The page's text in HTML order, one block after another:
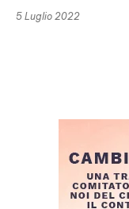
5 Luglio 2022